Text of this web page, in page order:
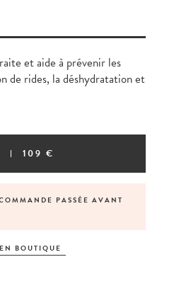
et aide à prévenir les
de rides, la déshydratation et
109 €
BOUTIQUE